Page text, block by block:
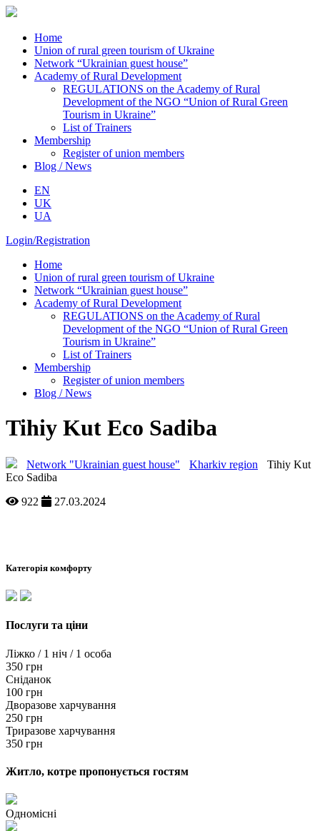
Home
Union of rural green tourism of Ukraine
Network “Ukrainian guest house”
Academy of Rural Development
REGULATIONS on the Academy of Rural
Development of the NGO “Union of Rural Green
Tourism in Ukraine”
List of Trainers
Membership
Register of union members
Blog / News
EN
UK
UA
Login/Registration
Home
Union of rural green tourism of Ukraine
Network “Ukrainian guest house”
Academy of Rural Development
REGULATIONS on the Academy of Rural
Development of the NGO “Union of Rural Green
Tourism in Ukraine”
List of Trainers
Membership
Register of union members
Blog / News
Tihiy Kut Eco Sadiba
Network "Ukrainian guest house" Kharkiv region
Tihiy Kut
Eco Sadiba
922
27.03.2024
Категорія комфорту
Послуги та ціни
Ліжко / 1 ніч / 1 особа
350 грн
Сніданок
100 грн
Дворазове харчування
250 грн
Триразове харчування
350 грн
Житло, котре пропонується гостям
Одномісні